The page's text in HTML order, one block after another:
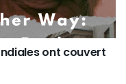
ont couvert